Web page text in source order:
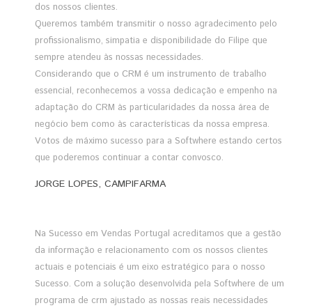
dos nossos clientes.
Queremos também transmitir o nosso agradecimento pelo
profissionalismo, simpatia e disponibilidade do Filipe que
sempre atendeu às nossas necessidades.
Considerando que o CRM é um instrumento de trabalho
essencial, reconhecemos a vossa dedicação e empenho na
adaptação do CRM às particularidades da nossa área de
negócio bem como às características da nossa empresa.
Votos de máximo sucesso para a Softwhere estando certos
que poderemos continuar a contar convosco.
JORGE LOPES, CAMPIFARMA
Na Sucesso em Vendas Portugal acreditamos que a gestão
da informação e relacionamento com os nossos clientes
actuais e potenciais é um eixo estratégico para o nosso
Sucesso. Com a solução desenvolvida pela Softwhere de um
programa de crm ajustado as nossas reais necessidades